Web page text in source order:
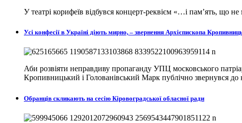
У театрі корифеїв відбувся концерт-реквієм «…і пам’ять, що
Усі конфесії в Україні діють мирно, – звернення Архієпископа
Аби розвіяти неправдиву пропаганду УПЦ московського
Кропивницький і Голованівський Марк публічно звернувся
Обранців скликають на сесію Кіровоградської обласної ради